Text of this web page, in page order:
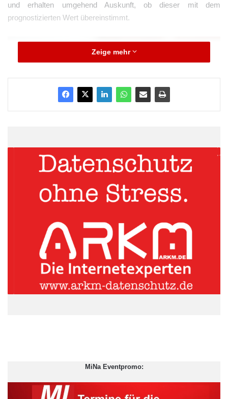
und erhalten umgehend Auskunft, ob dieser mit dem
prognostizierten Wert übereinstimmt.
Foto: djd/E.ON
Abschlagszahlungen sofort angepasst werden, um
Nachzahlungen zu vermeiden. Doch „der Jahresverbrauch
alleine sagt noch nicht viel darüber aus, ob man zu viel Strom
konsumiert“, erklärt Dr. Kristina Rodig, Leiterin Innovation bei
E.ON Energie. In der App können die Verbraucher daher ihren
Energieverbrauch mit dem Durchschnittsverbrauch von
Haushalten gleicher Größe vergleichen und so mehr
ARKM.marketing
Zeige mehr
MiNa Eventpromo: